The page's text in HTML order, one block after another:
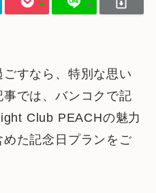
すなら、特別な思い
では、バンコクで記
Club PEACHの魅力
た記念日プランをご